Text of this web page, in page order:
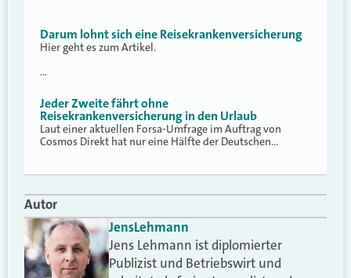
Darum lohnt sich eine Reisekrankenversicherung
Hier geht es zum Artikel.
…
Jeder Zweite fährt ohne
Reisekrankenversicherung in den Urlaub
Laut einer aktuellen Forsa-Umfrage im Auftrag von
Cosmos Direkt hat nur eine Hälfte der Deutschen…
Autor
JensLehmann
Jens Lehmann ist diplomierter
Publizist und Betriebswirt und